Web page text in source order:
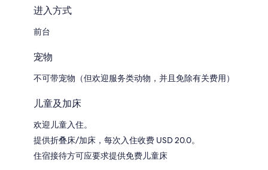
进入方式
前台
宠物
不可带宠物（但欢迎服务类动物，并且免除有关费用）
儿童及加床
欢迎儿童入住。
提供折叠床/加床，每次入住收费 USD 20.0。
住宿接待方可应要求提供免费儿童床